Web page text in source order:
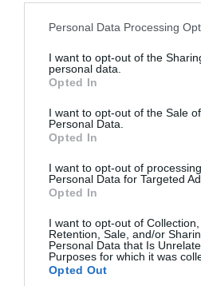
Please note that this website/app
not limited to your visit or usage
grant or deny consent to Google
use your data for below specified
consent section.
Personal Data Processing
I want to opt-out of the
personal data.
Opted In
I want to opt-out of the Sale
Personal Data.
Opted In
I want to opt-out of
Personal Data for Targeted
Opted In
I want to opt-out of Collection,
Retention, Sale, and/or
Personal Data that Is
Purposes for which it was
Opted Out
PRONEWS.GR /ΕΣΩΤΕΡΙΚΗ ΑΣΦΑΛΕΙΑ
Παλαιό Φάληρο:
μέλος της οργάνωσης
Συμμετείχε σε